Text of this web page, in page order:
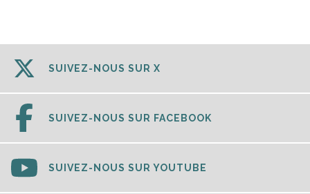
SUIVEZ-NOUS SUR X
SUIVEZ-NOUS SUR FACEBOOK
SUIVEZ-NOUS SUR YOUTUBE